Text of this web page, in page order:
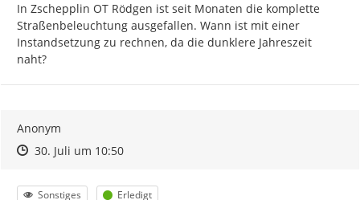
In Zschepplin OT Rödgen ist seit Monaten die komplette
Straßenbeleuchtung ausgefallen. Wann ist mit einer
Instandsetzung zu rechnen, da die dunklere Jahreszeit
naht?
Anonym
Zeitpunkt des Erstellens
Zeitpunkt des Erstellens
30. Juli um 10:50Zur Äußerung
Kategorie
Sonstiges Status
Erledigt